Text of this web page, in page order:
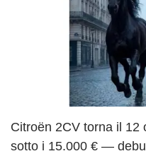
Citroën 2CV torna il 12
sotto i 15.000 € —